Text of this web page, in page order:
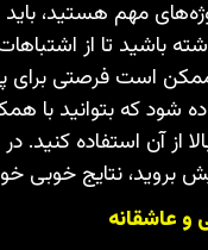
مهم هستید،
باشید تا از
است فرصتی برای
شود که بتوانید با
از آن استفاده کنید.
بروید، نتایج خوبی
و عاشقانه